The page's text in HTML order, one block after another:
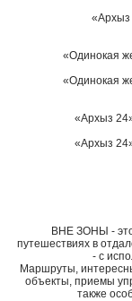
«Архыз
«Одинокая
«Одинокая
«Архыз
«Архыз
ВНЕ ЗОНЫ - это
путешествиях в
- с
Маршруты,
объекты, приемы
также